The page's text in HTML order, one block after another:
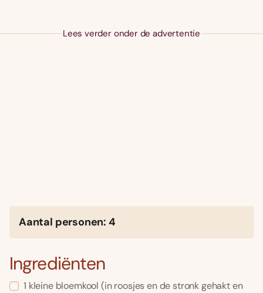
Lees verder onder de advertentie
Aantal personen: 4
Ingrediënten
1 kleine bloemkool (in roosjes en de stronk gehakt en